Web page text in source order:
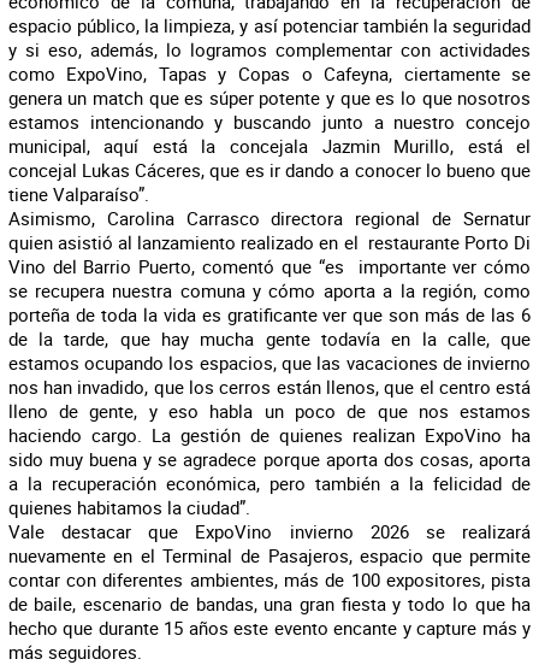
espacio público, la limpieza, y así potenciar también la seguridad
y si eso, además, lo logramos complementar con actividades
como ExpoVino, Tapas y Copas o Cafeyna, ciertamente se
genera un match que es súper potente y que es lo que nosotros
estamos intencionando y buscando junto a nuestro concejo
municipal, aquí está la concejala Jazmin Murillo, está el
concejal Lukas Cáceres, que es ir dando a conocer lo bueno que
tiene Valparaíso”.
Asimismo, Carolina Carrasco directora regional de Sernatur
quien asistió al lanzamiento realizado en el restaurante Porto Di
Vino del Barrio Puerto, comentó que “es importante ver cómo
se recupera nuestra comuna y cómo aporta a la región, como
porteña de toda la vida es gratificante ver que son más de las 6
de la tarde, que hay mucha gente todavía en la calle, que
estamos ocupando los espacios, que las vacaciones de invierno
nos han invadido, que los cerros están llenos, que el centro está
lleno de gente, y eso habla un poco de que nos estamos
haciendo cargo. La gestión de quienes realizan ExpoVino ha
sido muy buena y se agradece porque aporta dos cosas, aporta
a la recuperación económica, pero también a la felicidad de
quienes habitamos la ciudad”.
Vale destacar que ExpoVino invierno 2026 se realizará
nuevamente en el Terminal de Pasajeros, espacio que permite
contar con diferentes ambientes, más de 100 expositores, pista
de baile, escenario de bandas, una gran fiesta y todo lo que ha
hecho que durante 15 años este evento encante y capture más y
más seguidores.